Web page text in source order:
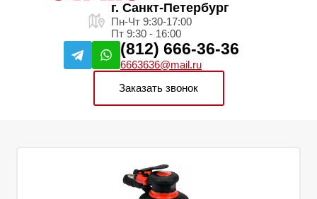
г. Санкт-Петербург
Пн-Чт 9:30-17:00
Пт 9:30 - 16:00
(812) 666-36-36
6663636@mail.ru
Заказать звонок